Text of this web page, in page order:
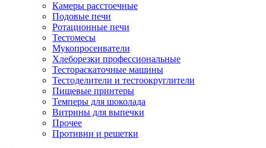
Камеры расстоечные
Подовые печи
Ротационные печи
Тестомесы
Мукопросеиватели
Хлеборезки профессиональные
Тестораскаточные машины
Тестоделители и тестоокруглители
Пищевые принтеры
Темперы для шоколада
Витрины для выпечки
Прочее
Противни и решетки